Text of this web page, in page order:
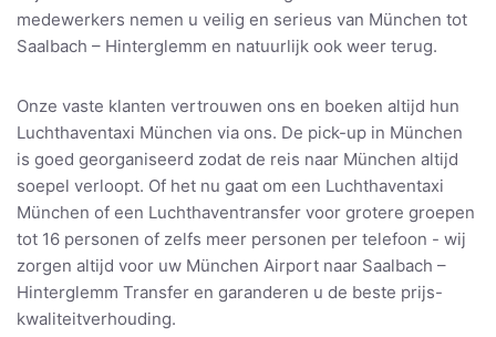
medewerkers nemen u veilig en serieus van München tot
Saalbach – Hinterglemm en natuurlijk ook weer terug.
Onze vaste klanten vertrouwen ons en boeken altijd hun
Luchthaventaxi München via ons. De pick-up in München
is goed georganiseerd zodat de reis naar München altijd
soepel verloopt. Of het nu gaat om een Luchthaventaxi
München of een Luchthaventransfer voor grotere groepen
tot 16 personen of zelfs meer personen per telefoon - wij
zorgen altijd voor uw München Airport naar Saalbach –
Hinterglemm Transfer en garanderen u de beste prijs-
kwaliteitverhouding.